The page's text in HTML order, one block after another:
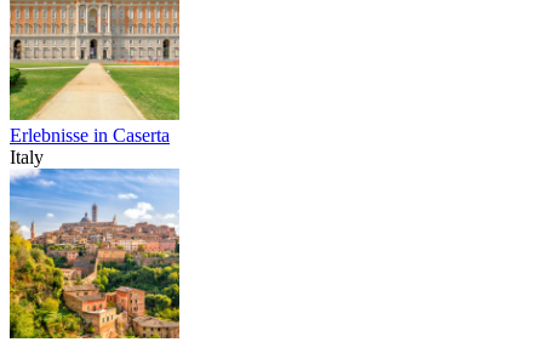
Erlebnisse in Caserta
Italy